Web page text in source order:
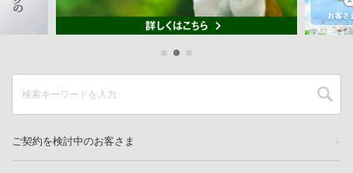
ご契約を検討中のお客さま